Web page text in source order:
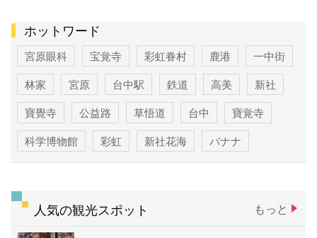
ホットワード
宮原眼科 宝覚寺 彩虹眷村 鹿港
一中街
林家
宮原 台中駅 鉄道 高美
新社
寶覺寺
公益路 草悟道 台中
寶覚寺
科学博物館
彩虹 新社花海 バナナ
人気の観光スポット もっと